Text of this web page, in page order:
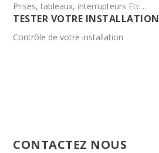
Prises, tableaux, interrupteurs Etc…
TESTER VOTRE INSTALLATION
Contrôle de votre installation
CONTACTEZ NOUS